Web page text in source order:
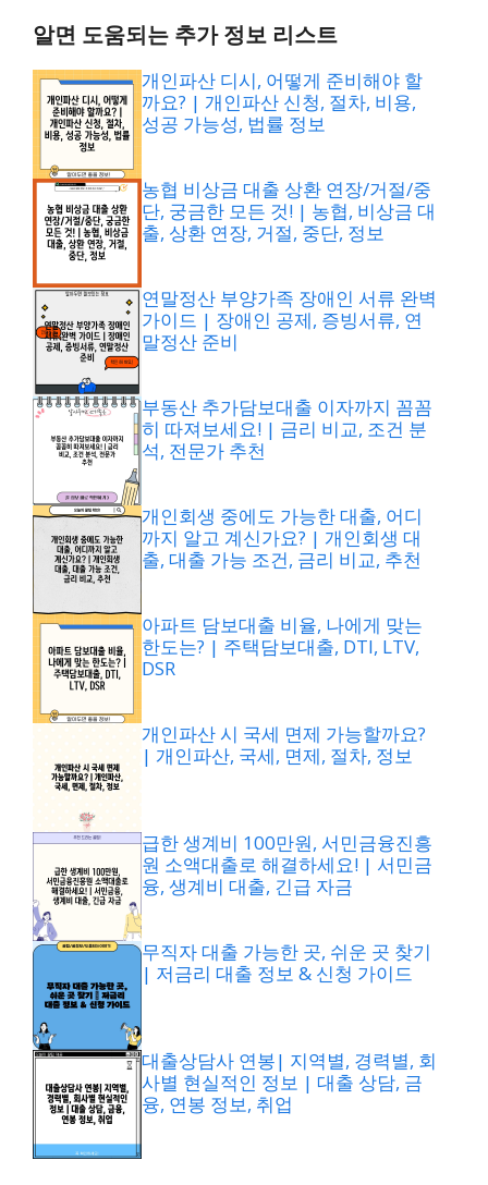
알면 도움되는 추가 정보 리스트
개인파산 디시, 어떻게 준비해야 할
까요? | 개인파산 신청, 절차, 비용,
성공 가능성, 법률 정보
농협 비상금 대출 상환 연장/거절/중
단, 궁금한 모든 것! | 농협, 비상금 대
출, 상환 연장, 거절, 중단, 정보
연말정산 부양가족 장애인 서류 완벽
가이드 | 장애인 공제, 증빙서류, 연
말정산 준비
부동산 추가담보대출 이자까지 꼼꼼
히 따져보세요! | 금리 비교, 조건 분
석, 전문가 추천
개인회생 중에도 가능한 대출, 어디
까지 알고 계신가요? | 개인회생 대
출, 대출 가능 조건, 금리 비교, 추천
아파트 담보대출 비율, 나에게 맞는
한도는? | 주택담보대출, DTI, LTV,
DSR
개인파산 시 국세 면제 가능할까요?
| 개인파산, 국세, 면제, 절차, 정보
급한 생계비 100만원, 서민금융진흥
원 소액대출로 해결하세요! | 서민금
융, 생계비 대출, 긴급 자금
무직자 대출 가능한 곳, 쉬운 곳 찾기
| 저금리 대출 정보 & 신청 가이드
대출상담사 연봉| 지역별, 경력별, 회
사별 현실적인 정보 | 대출 상담, 금
융, 연봉 정보, 취업